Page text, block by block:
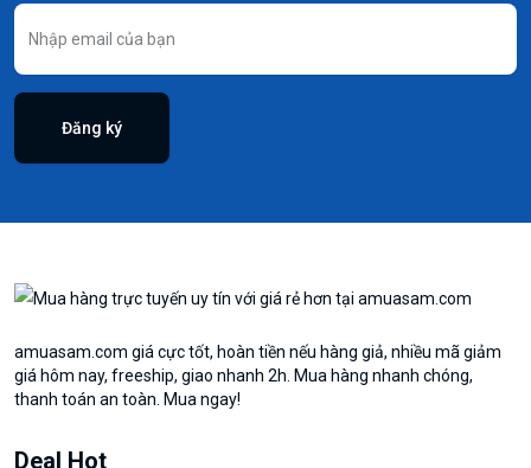
Đăng ký
amuasam.com giá cực tốt, hoàn tiền nếu hàng giả, nhiều mã giảm
giá hôm nay, freeship, giao nhanh 2h. Mua hàng nhanh chóng,
thanh toán an toàn. Mua ngay!
Deal Hot